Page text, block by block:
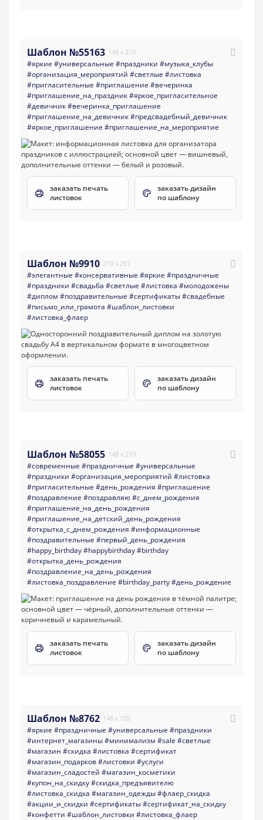
Шаблон №55163 148 x 210
#яркие #универсальные #праздники #музыка_клубы
#организация_мероприятий #светлые #листовка
#пригласительные #приглашение #вечеринка
#приглашение_на_праздник#яркое_пригласительное
#девичник#вечеринка_приглашение
#приглашение_на_девичник#предсвадебный_девичник
#яркое_приглашение #приглашение_на_мероприятие
заказать печать
листовок
заказать дизайн
по шаблону
Шаблон №9910 210 x 297
#элегантные #консервативные #яркие #праздничные
#праздники #свадьба #светлые #листовка #молодожены
#диплом #поздравительные #сертификаты#свадебные
#письмо_или_грамота #шаблон_листовки
#листовка_флаер
заказать печать
листовок
заказать дизайн
по шаблону
Шаблон №58055 148 x 210
#современные #праздничные #универсальные
#праздники #организация_мероприятий #листовка
#пригласительные #день_рождения #приглашение
#поздравление #поздравляю#с_днем_рождения
#приглашение_на_день_рождения
#приглашение_на_детский_день_рождения
#открытка_с_днем_рождения #информационные
#поздравительные #первый_день_рождения
#happy_birthday#happybirthday#birthday
#открытка_день_рождения
#поздравление_на_день_рождения
#листовка_поздравление #birthday_party#день_рождение
заказать печать
листовок
заказать дизайн
по шаблону
Шаблон №8762 148 x 105
#яркие #праздничные #универсальные #праздники
#интернет_магазины#минимализм #sale #светлые
#магазин #скидка #листовка #сертификат
#магазин_подарков#листовки #услуги
#магазин_сладостей #магазин_косметики
#купон_на_скидку#скидка_предъявителю
#листовка_скидка #магазин_одежды#флаер_скидка
#акции_и_скидки #сертификаты#сертификат_на_скидку
#конфетти #шаблон_листовки #листовка_флаер